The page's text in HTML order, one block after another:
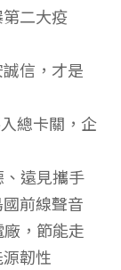
二大疫
誠信，才是
總卡關，企
遠見攜手
前線聲音
，節能走
韌性